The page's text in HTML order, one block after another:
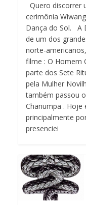
Quero discorrer
cerimônia
Dança do Sol. A
de um dos
norte-
filme : O Homem
parte dos Sete
pela Mulher
também passou
Chanumpa . Hoje
principalmente
presenciei